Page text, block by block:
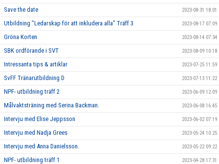
Save the date 2023-08-31 18:01
Utbildning ”Ledarskap för att inkludera alla” Träff 3 2023-08-17 07:09
Gröna Korten 2023-08-14 07:34
SBK ordförande i SVT 2023-08-09 10:18
Intressanta tips & artiklar 2023-07-25 11:59
SvFF Tränarutbildning D 2023-07-13 11:22
NPF- utbildning träff 2 2023-06-09 12:09
Målvaktsträning med Serina Backman. 2023-06-08 16:45
Intervju med Elise Jeppsson 2023-06-02 07:19
Intervju med Nadja Grees 2023-05-24 10:25
Intervju med Anna Danielsson. 2023-05-22 09:22
NPF- utbildning träff 1 2023-04-28 17:31